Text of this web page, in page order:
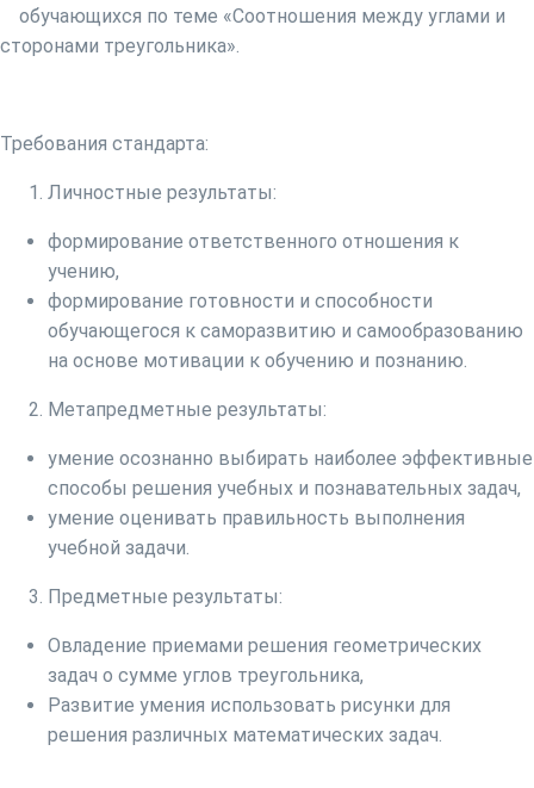
обучающихся по теме «Соотношения между углами и
сторонами треугольника».
Требования стандарта:
Личностные результаты:
формирование ответственного отношения к
учению,
формирование готовности и способности
обучающегося к саморазвитию и самообразованию
на основе мотивации к обучению и познанию.
Метапредметные результаты:
умение осознанно выбирать наиболее эффективные
способы решения учебных и познавательных задач,
умение оценивать правильность выполнения
учебной задачи.
Предметные результаты:
Овладение приемами решения геометрических
задач о сумме углов треугольника,
Развитие умения использовать рисунки для
решения различных математических задач.